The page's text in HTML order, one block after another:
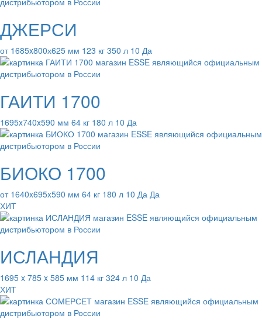
ДЖЕРСИ
от 1685x800х625 мм 123 кг 350 л 10 Да
ГАИТИ 1700
1695x740x590 мм 64 кг 180 л 10 Да
БИОКО 1700
от 1640x695x590 мм 64 кг 180 л 10 Да Да
ХИТ
ИСЛАНДИЯ
1695 x 785 x 585 мм 114 кг 324 л 10 Да
ХИТ